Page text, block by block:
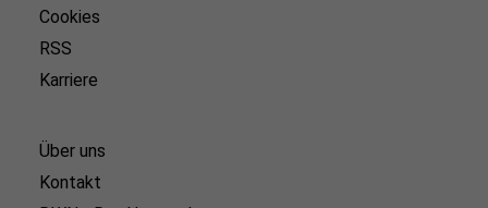
Cookies
RSS
Karriere
Über uns
Kontakt